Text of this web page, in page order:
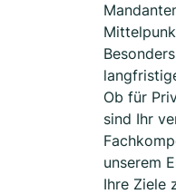
Ob für
sind Ihr
unserem
Ihre Ziele